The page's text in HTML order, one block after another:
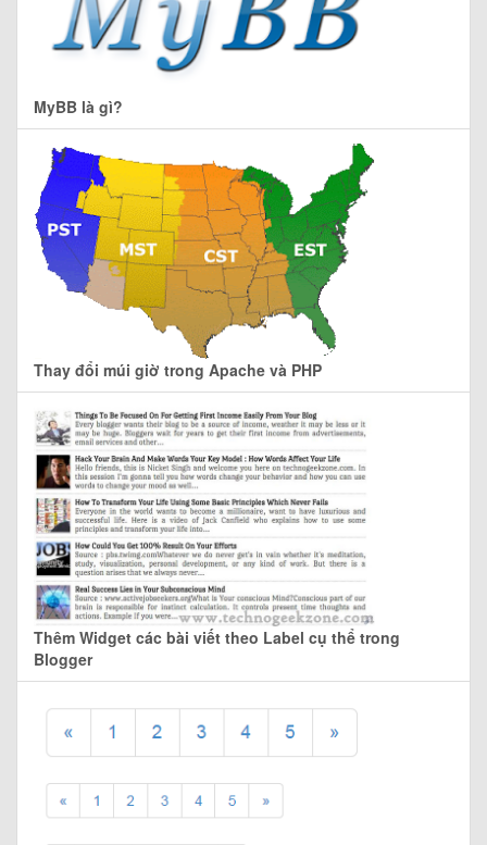
MyBB là gì?
Thay đổi múi giờ trong Apache và PHP
Thêm Widget các bài viết theo Label cụ thể trong
Blogger